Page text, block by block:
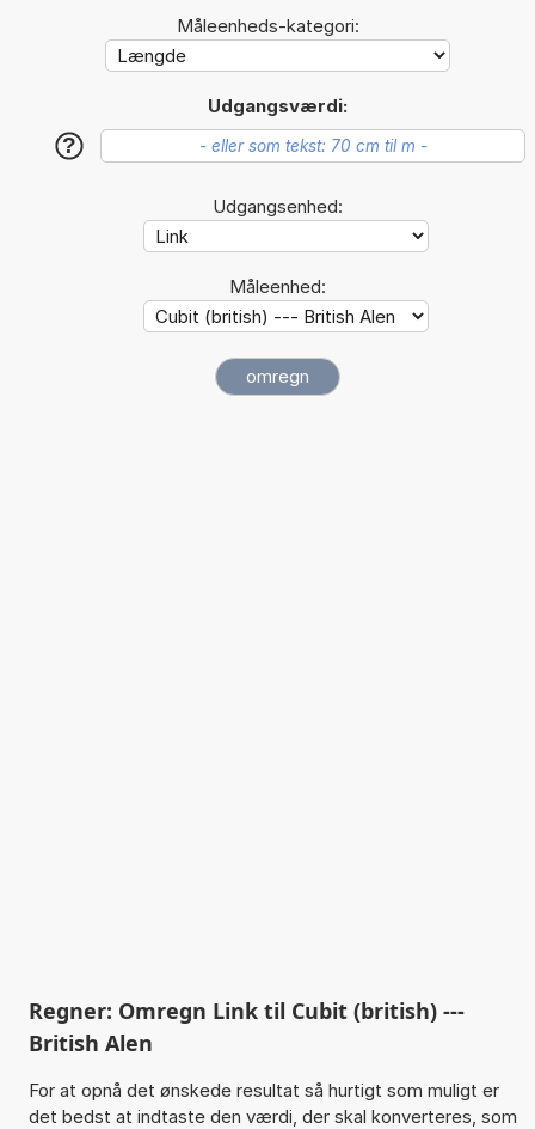
Måleenheds-kategori:
Udgangsværdi:
?
Udgangsenhed:
Måleenhed:
Regner: Omregn Link til Cubit (british) ---
British Alen
For at opnå det ønskede resultat så hurtigt som muligt er
det bedst at indtaste den værdi, der skal konverteres, som